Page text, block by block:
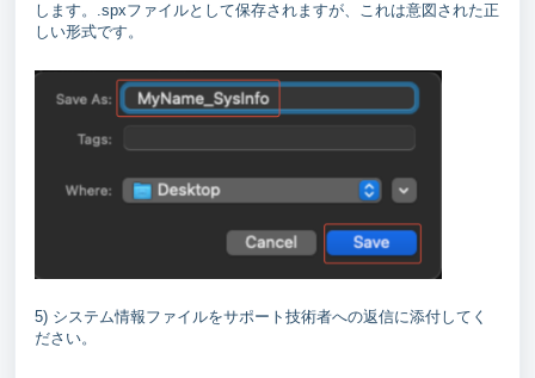
します。.spxファイルとして保存されますが、これは意図された正
しい形式です。
5) システム情報ファイルをサポート技術者への返信に添付してく
ださい。